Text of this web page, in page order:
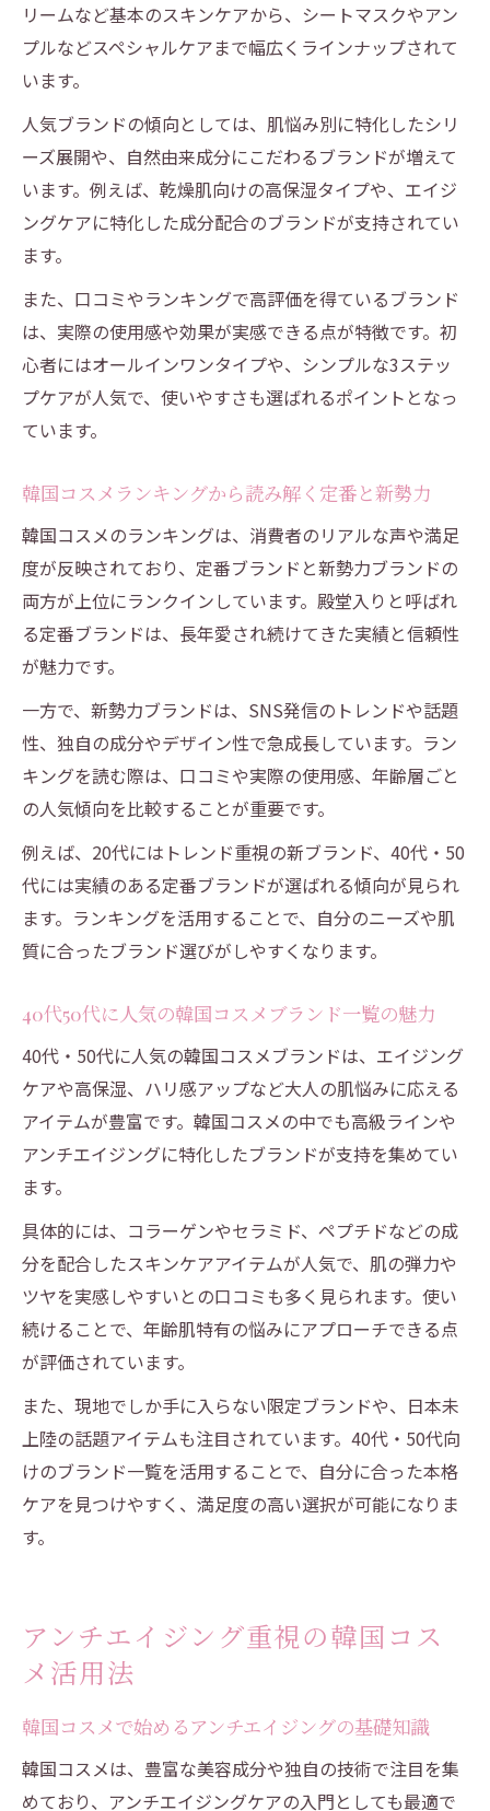
リームなど基本のスキンケアから、シートマスクやアン
プルなどスペシャルケアまで幅広くラインナップされて
います。
人気ブランドの傾向としては、肌悩み別に特化したシリ
ーズ展開や、自然由来成分にこだわるブランドが増えて
います。例えば、乾燥肌向けの高保湿タイプや、エイジ
ングケアに特化した成分配合のブランドが支持されてい
ます。
また、口コミやランキングで高評価を得ているブランド
は、実際の使用感や効果が実感できる点が特徴です。初
心者にはオールインワンタイプや、シンプルな3ステッ
プケアが人気で、使いやすさも選ばれるポイントとなっ
ています。
韓国コスメランキングから読み解く定番と新勢力
韓国コスメのランキングは、消費者のリアルな声や満足
度が反映されており、定番ブランドと新勢力ブランドの
両方が上位にランクインしています。殿堂入りと呼ばれ
る定番ブランドは、長年愛され続けてきた実績と信頼性
が魅力です。
一方で、新勢力ブランドは、SNS発信のトレンドや話題
性、独自の成分やデザイン性で急成長しています。ラン
キングを読む際は、口コミや実際の使用感、年齢層ごと
の人気傾向を比較することが重要です。
例えば、20代にはトレンド重視の新ブランド、40代・50
代には実績のある定番ブランドが選ばれる傾向が見られ
ます。ランキングを活用することで、自分のニーズや肌
質に合ったブランド選びがしやすくなります。
40代50代に人気の韓国コスメブランド一覧の魅力
40代・50代に人気の韓国コスメブランドは、エイジング
ケアや高保湿、ハリ感アップなど大人の肌悩みに応える
アイテムが豊富です。韓国コスメの中でも高級ラインや
アンチエイジングに特化したブランドが支持を集めてい
ます。
具体的には、コラーゲンやセラミド、ペプチドなどの成
分を配合したスキンケアアイテムが人気で、肌の弾力や
ツヤを実感しやすいとの口コミも多く見られます。使い
続けることで、年齢肌特有の悩みにアプローチできる点
が評価されています。
また、現地でしか手に入らない限定ブランドや、日本未
上陸の話題アイテムも注目されています。40代・50代向
けのブランド一覧を活用することで、自分に合った本格
ケアを見つけやすく、満足度の高い選択が可能になりま
す。
アンチエイジング重視の韓国コス
メ活用法
韓国コスメで始めるアンチエイジングの基礎知識
韓国コスメは、豊富な美容成分や独自の技術で注目を集
めており、アンチエイジングケアの入門としても最適で